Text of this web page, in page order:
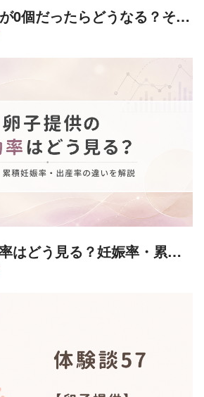
PGT-Aで正常胚が0個だったらどうなる？その後の治療や選択肢について
卵子提供の成功率はどう見る？妊娠率・累積妊娠率・出産率の違いを解説